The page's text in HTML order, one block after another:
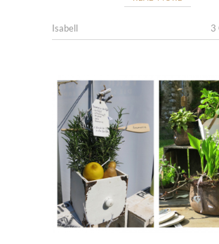
Isabell 3